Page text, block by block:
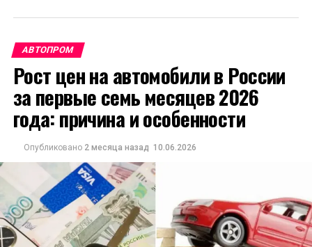
АВТОПРОМ
Рост цен на автомобили в России
за первые семь месяцев 2026
года: причина и особенности
Опубликовано 2 месяца назад 10.06.2026